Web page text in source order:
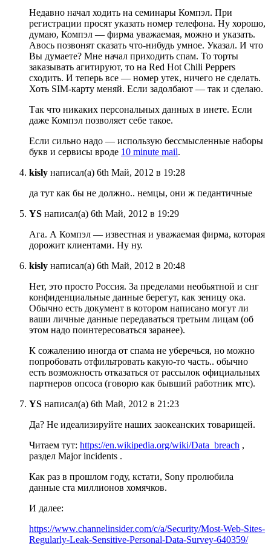
Недавно начал ходить на семинары Компэл. При
регистрации просят указать номер телефона. Ну хорошо,
думаю, Компэл — фирма уважаемая, можно и указать.
Авось позвонят сказать что-нибудь умное. Указал. И что
Вы думаете? Мне начал приходить спам. То торты
заказывать агитируют, то на Red Hot Chili Peppers
сходить. И теперь все — номер утек, ничего не сделать.
Хоть SIM-карту меняй. Если задолбают — так и сделаю.
Так что никаких персональных данных в инете. Если
даже Компэл позволяет себе такое.
Если сильно надо — использую бессмысленные наборы
букв и сервисы вроде 10 minute mail.
kisly написал(а) 6th Май, 2012 в 19:28
да тут как бы не должно.. немцы, они ж педантичные
YS написал(а) 6th Май, 2012 в 19:29
Ага. А Компэл — известная и уважаемая фирма, которая
дорожит клиентами. Ну ну.
kisly написал(а) 6th Май, 2012 в 20:48
Нет, это просто Россия. За пределами необьятной и снг
конфиденциальные данные берегут, как зеницу ока.
Обычно есть документ в котором написано могут ли
ваши личные данные передаваться третьим лицам (об
этом надо поинтересоваться заранее).
К сожалению иногда от спама не уберечься, но можно
попробовать отфильтровать какую-то часть.. обычно
есть возможность отказаться от рассылок официальных
партнеров опсоса (говорю как бывший работник мтс).
YS написал(а) 6th Май, 2012 в 21:23
Да? Не идеализируйте наших заокеанских товарищей.
Читаем тут: https://en.wikipedia.org/wiki/Data_breach ,
раздел Major incidents .
Как раз в прошлом году, кстати, Sony пролюбила
данные ста миллионов хомячков.
И далее:
https://www.channelinsider.com/c/a/Security/Most-Web-Sites-
Regularly-Leak-Sensitive-Personal-Data-Survey-640359/